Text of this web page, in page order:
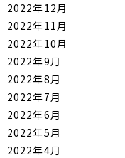
2022年12月
2022年11月
2022年10月
2022年9月
2022年8月
2022年7月
2022年6月
2022年5月
2022年4月